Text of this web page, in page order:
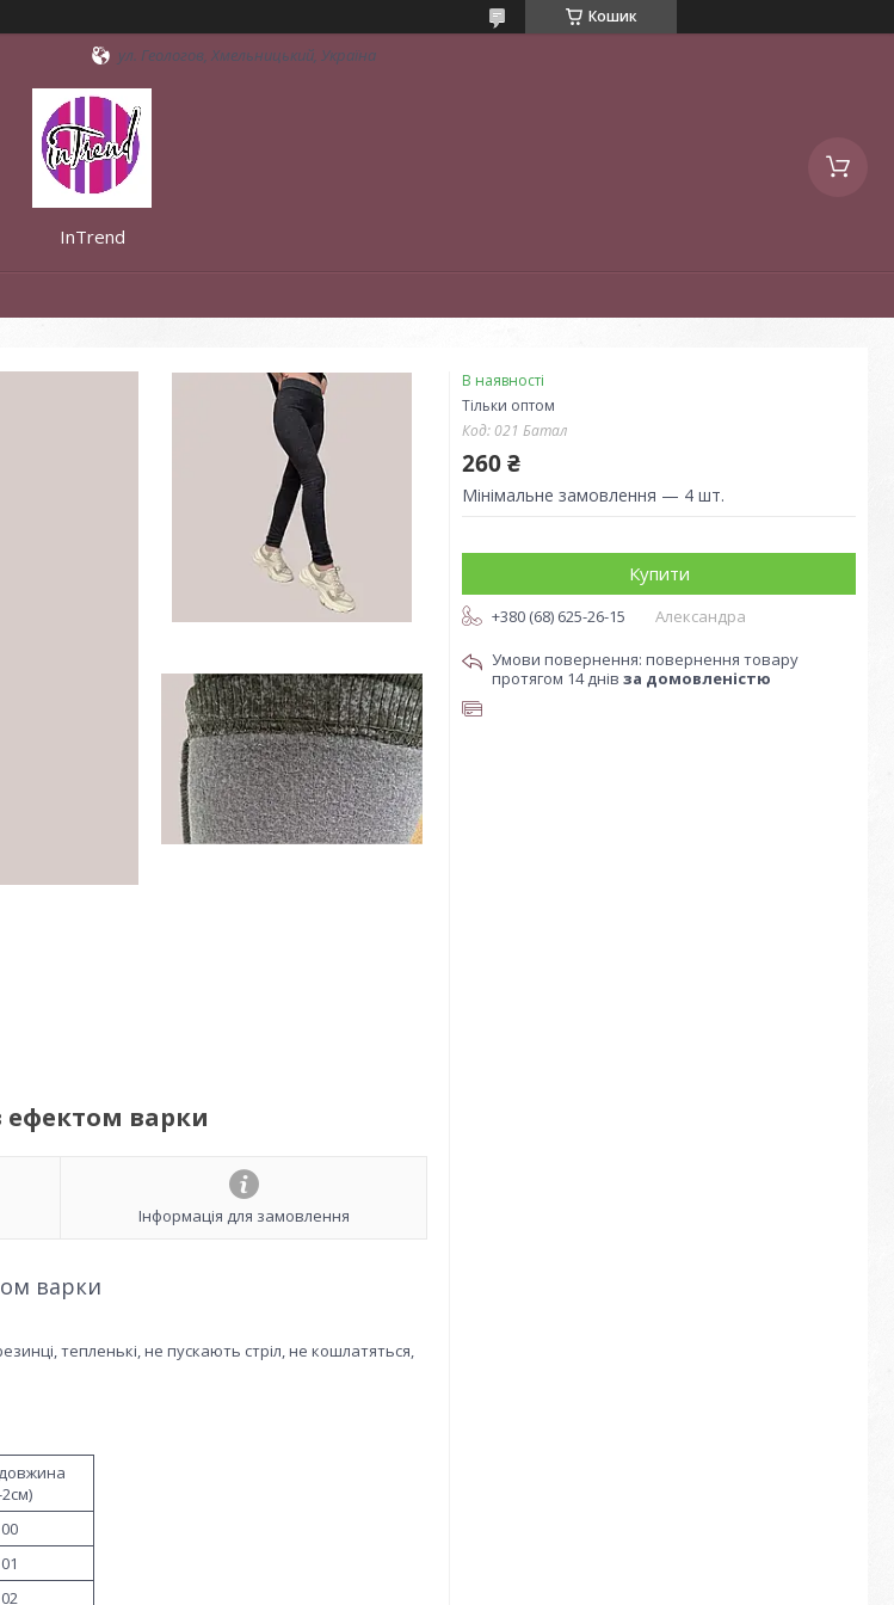
Кошик
ул. Геологов, Хмельницький, Україна
InTrend
ефектом варки
Інформація для замовлення
варки
тепленькі, не пускають стріл, не кошлатяться,
В наявності
Тільки оптом
Код: 021 Батал
260 ₴
Мінімальне замовлення — 4 шт.
Купити
+380 (68) 625-26-15
Александра
повернення товару
протягом 14 днів за домовленістю